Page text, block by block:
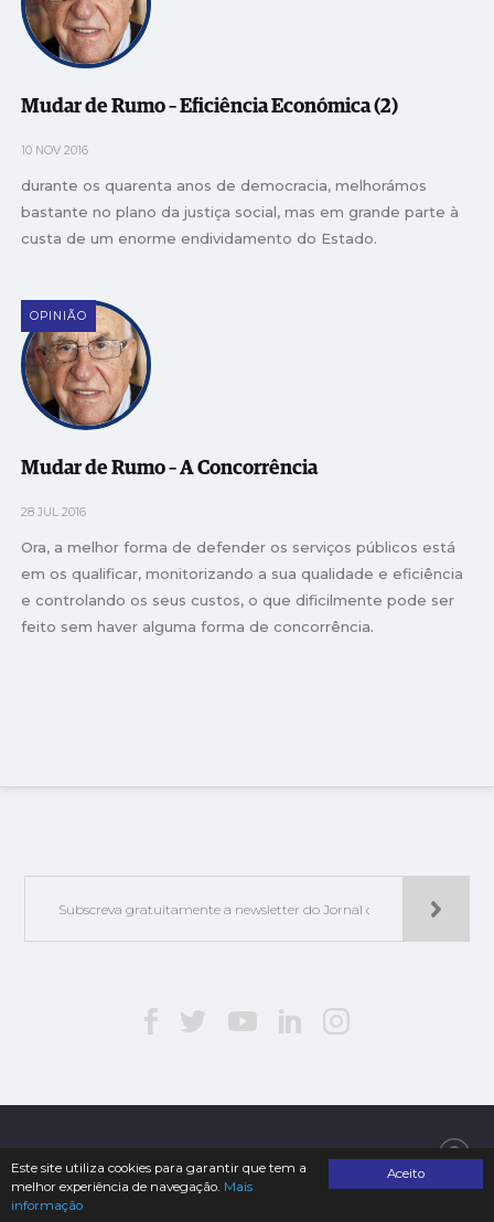
Aceito
Este site utiliza cookies para garantir que tem a
melhor experiência de navegação. Mais
informação
Mudar de Rumo – Eficiência Económica (2)
10 NOV 2016
durante os quarenta anos de democracia, melhorámos
bastante no plano da justiça social, mas em grande parte à
custa de um enorme endividamento do Estado.
OPINIÃO
Mudar de Rumo – A Concorrência
28 JUL 2016
Ora, a melhor forma de defender os serviços públicos está
em os qualificar, monitorizando a sua qualidade e eficiência
e controlando os seus custos, o que dificilmente pode ser
feito sem haver alguma forma de concorrência.